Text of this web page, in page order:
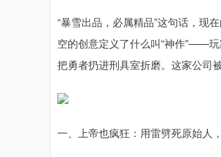
“暴雪出品，必属精品”这句话，现
空的创意定义了什么叫“神作”——
把勇者扔进刑具室折磨。这家公司
一、上帝也疯狂：用雷劈死原始人